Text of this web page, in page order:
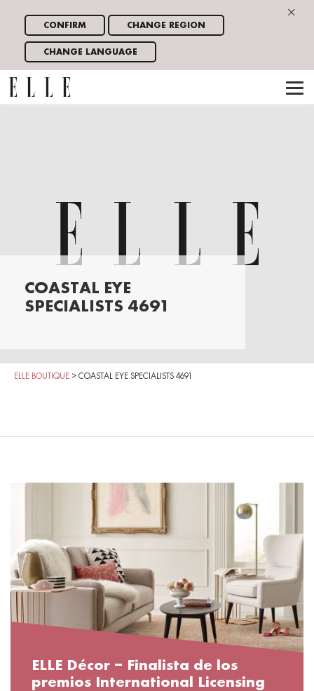
×
CONFIRM CHANGE REGION
CHANGE LANGUAGE
COASTAL EYE
SPECIALISTS 4691
ELLE BOUTIQUE > COASTAL EYE SPECIALISTS 4691
ELLE Décor – Finalista de los
premios International Licensing